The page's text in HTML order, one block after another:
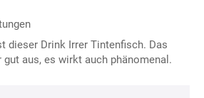
dieser Drink Irrer Tintenfisch. Das
gut aus, es wirkt auch phänomenal.